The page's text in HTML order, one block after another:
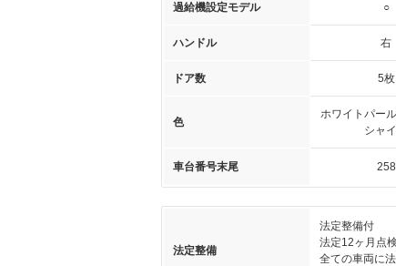
過給機設定モデル ○
ハンドル 右
ドア数 5枚
色
ホワイトパー
シャ
車台番号末尾 258
法定整備
法定整備付
法定12ヶ月点
全ての車両に